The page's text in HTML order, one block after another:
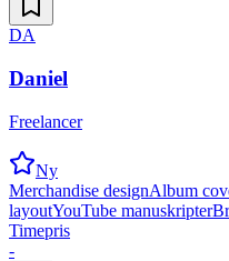
DA
Daniel
Freelancer
Ny
Merchandise designAlbum
layoutYouTube manuskripter
Timepris
-